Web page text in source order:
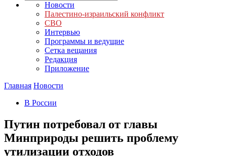
Новости
Палестино-израильский конфликт
СВО
Интервью
Программы и ведущие
Сетка вещания
Редакция
Приложение
Главная Новости
В России
Путин потребовал от главы
Минприроды решить проблему
утилизации отходов